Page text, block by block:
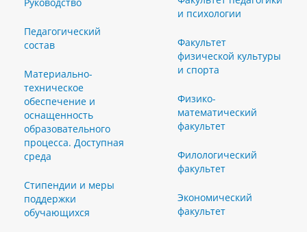
Педагогический
состав
Материально-
техническое
обеспечение и
оснащенность
образовательного
процесса. Доступная
среда
Стипендии и меры
поддержки
обучающихся
и психологии
Факультет
физической культуры
и спорта
Физико-
математический
факультет
Филологический
факультет
Экономический
факультет